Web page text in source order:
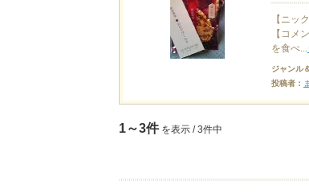
【ニッ
【コメ
を食べ...
ジャンル
投稿者：
1～3件 を表示 / 3件中